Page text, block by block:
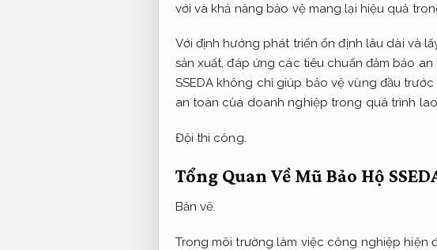
với và khả năng bảo vệ mang lại hiệu quả
Với định hướng phát triển ổn định lâu dài và
sản xuất, đáp ứng các tiêu chuẩn đảm bảo
SSEDA không chỉ giúp bảo vệ vùng đầu
an toàn của doanh nghiệp trong quá trình
Đội thi công.
Tổng Quan Về Mũ Bảo Hộ
Bản vẽ.
Trong môi trường làm việc công nghiệp hiện